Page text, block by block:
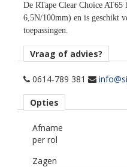
De RTape Clear Choice
6,5N/100mm) en is geschikt
toepassingen.
Vraag of advies?
0614-789 381
Opties
Afname
per rol
Zagen